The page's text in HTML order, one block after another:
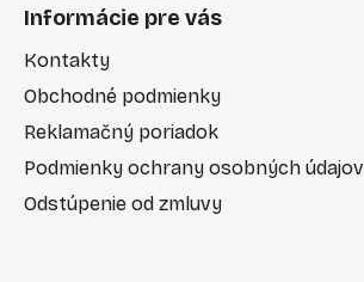
Informácie pre vás
Kontakty
Obchodné podmienky
Reklamačný poriadok
Podmienky ochrany osobných údajov
Odstúpenie od zmluvy